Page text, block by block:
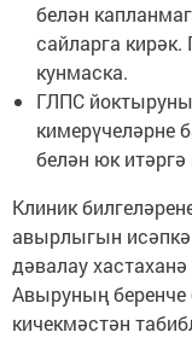
белән
сайларга
кунмаска.
ГЛПС
кимерүчеләрне
белән юк итәргә
Клиник
авырлыгын
дәвалау
Авыруның беренче
кичекмәстән